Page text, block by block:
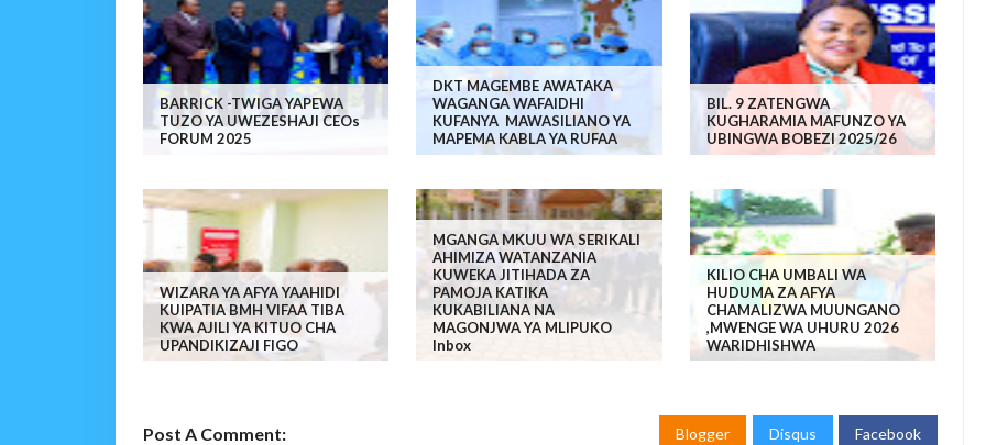
BARRICK -TWIGA YAPEWA
TUZO YA UWEZESHAJI CEOs
FORUM 2025
DKT MAGEMBE AWATAKA
WAGANGA WAFAIDHI
KUFANYA MAWASILIANO YA
MAPEMA KABLA YA RUFAA
BIL. 9 ZATENGWA
KUGHARAMIA MAFUNZO YA
UBINGWA BOBEZI 2025/26
WIZARA YA AFYA YAAHIDI
KUIPATIA BMH VIFAA TIBA
KWA AJILI YA KITUO CHA
UPANDIKIZAJI FIGO
MGANGA MKUU WA SERIKALI
AHIMIZA WATANZANIA
KUWEKA JITIHADA ZA
PAMOJA KATIKA
KUKABILIANA NA
MAGONJWA YA MLIPUKO
Inbox
KILIO CHA UMBALI WA
HUDUMA ZA AFYA
CHAMALIZWA MUUNGANO
,MWENGE WA UHURU 2026
WARIDHISHWA
Post A Comment: Blogger Disqus Facebook